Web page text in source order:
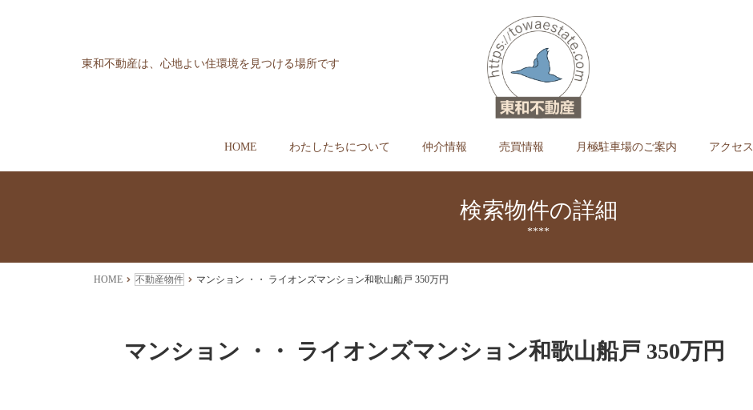
東和不動産は、心地よい住環境を見つける場所です
HOME わたしたちについて 仲介情報 売買情報 月極駐車場のご案内 アクセス
検索物件の詳細
****
HOME 不動産物件 マンション ・・ ライオンズマンション和歌山船戸 350万円
マンション ・・ ライオンズマンション和歌山船戸 350万円